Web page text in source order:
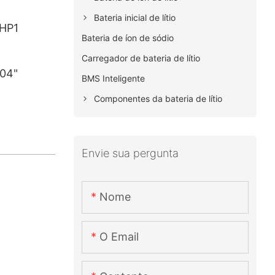
Bateria inicial de lítio
Bateria de íon de sódio
Carregador de bateria de lítio
BMS Inteligente
Componentes da bateria de lítio
Envie sua pergunta
Nome
O Email